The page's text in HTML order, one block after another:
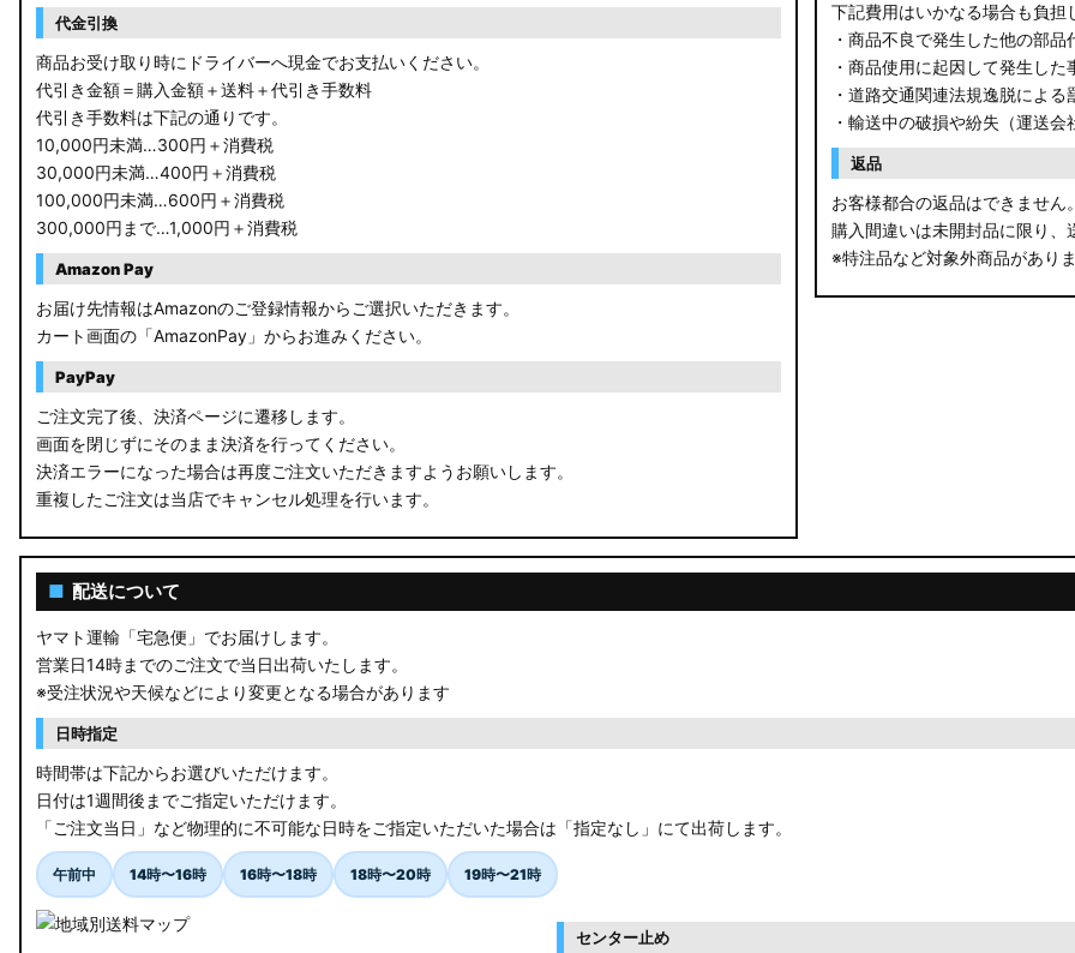
B21A デイズルークス
E13 ノート
E12 ノート
B44A/B45A B47A/B48A ルークス ハイウェイスター
JF3/4 N-BOX カスタム
JH3/4 N-WGN
JH1/2 N-WGN
RT5/6 RW1/2 CR-V
RV5/6 RV3/4 ヴェゼル
RU3/4 ヴェゼル
RP6/7 ステップワゴン
RP1/2 RP3/4 ステップワゴン/スパーダ
RK5/6 ステップワゴンスパーダ
RC1/2 オデッセイ
GB5〜8 フリード
GR フィット
GP5/6 GK3〜6 フィット
代金引換
商品お受け取り時にドライバーへ現金でお支払いください。
代引き金額＝購入金額＋送料＋代引き手数料
代引き手数料は下記の通りです。
10,000円未満…300円＋消費税
30,000円未満…400円＋消費税
100,000円未満…600円＋消費税
300,000円まで…1,000円＋消費税
Amazon Pay
お届け先情報はAmazonのご登録情報からご選択いただきます。
カート画面の「AmazonPay」からお進みください。
PayPay
ご注文完了後、決済ページに遷移します。
画面を閉じずにそのまま決済を行ってください。
決済エラーになった場合は再度ご注文いただきますようお願いします。
重複したご注文は当店でキャンセル処理を行います。
下記費用はいかなる場合も負担
・商品不良で発生した他の部
・商品使用に起因して発生し
・道路交通関連法規逸脱による
・輸送中の破損や紛失（運送会
返品
お客様都合の返品はできません。
購入間違いは未開封品に限り、
※特注品など対象外商品があり
■ 配送について
ヤマト運輸「宅急便」でお届けします。
営業日14時までのご注文で当日出荷いたします。
※受注状況や天候などにより変更となる場合があります
日時指定
時間帯は下記からお選びいただけます。
日付は1週間後までご指定いただけます。
「ご注文当日」など物理的に不可能な日時をご指定いただいた場合は「指定なし」にて出荷します。
午前中 14時〜16時 16時〜18時 18時〜20時 19時〜21時
センター止め